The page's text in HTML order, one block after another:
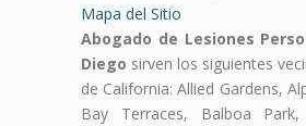
Mapa del Sitio
Abogado de Lesiones
Diego sirven los siguientes
de California: Allied Gardens,
Bay Terraces, Balboa